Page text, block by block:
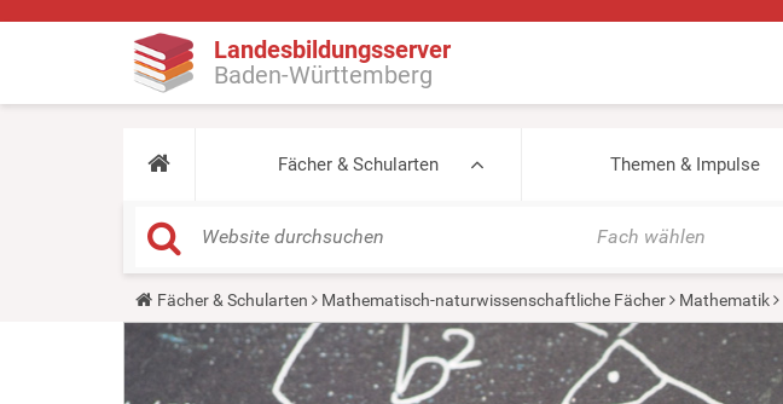
Landesbildungsserver
Baden-Württemberg
Fächer & Schularten Themen & Impulse
Fach wählen
Y
o
Fächer & Schularten Mathematisch-naturwissenschaftliche Fächer Mathematik